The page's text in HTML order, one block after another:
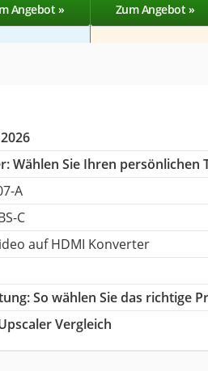
Angebot » Zum Angebot »
Wählen Sie Ihren persönlichen
A
C
auf HDMI Konverter
: So wählen Sie das richtige
Vergleich